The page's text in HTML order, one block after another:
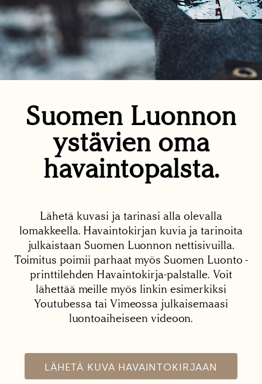
Suomen Luonnon
ystävien oma
havaintopalsta.
Lähetä kuvasi ja tarinasi alla olevalla
lomakkeella. Havaintokirjan kuvia ja tarinoita
julkaistaan Suomen Luonnon nettisivuilla.
Toimitus poimii parhaat myös Suomen Luonto -
printtilehden Havaintokirja-palstalle. Voit
lähettää meille myös linkin esimerkiksi
Youtubessa tai Vimeossa julkaisemaasi
luontoaiheiseen videoon.
LÄHETÄ KUVA HAVAINTOKIRJAAN